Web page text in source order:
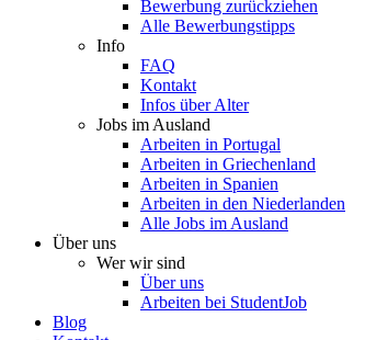
Bewerbung zurückziehen
Alle Bewerbungstipps
Info
FAQ
Kontakt
Infos über Alter
Jobs im Ausland
Arbeiten in Portugal
Arbeiten in Griechenland
Arbeiten in Spanien
Arbeiten in den Niederlanden
Alle Jobs im Ausland
Über uns
Wer wir sind
Über uns
Arbeiten bei StudentJob
Blog